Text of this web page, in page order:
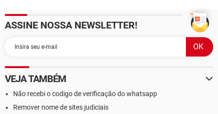
ASSINE NOSSA NEWSLETTER!
VEJA TAMBÉM
Não recebi o codigo de verificação do whatsapp
Remover nome de sites judiciais